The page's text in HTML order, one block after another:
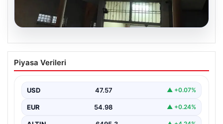
Mardin’in Derik ilçesinde trajik kaza: 3
yaşındaki Eslem hayatını kaybetti
küçük bir kız çocuğu olan Eslem Talan…
Piyasa Verileri
USD 47.57 ▲ +0.07%
EUR 54.98 ▲ +0.24%